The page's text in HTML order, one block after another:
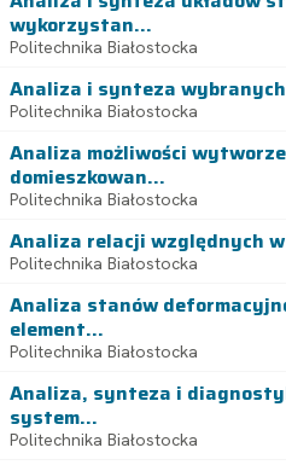
wykorzystan...
Politechnika Białostocka
Analiza i synteza
Politechnika Białostocka
Analiza możliwości
domieszkowan...
Politechnika Białostocka
Analiza relacji względnych
Politechnika Białostocka
Analiza stanów
element...
Politechnika Białostocka
Analiza, synteza i
system...
Politechnika Białostocka